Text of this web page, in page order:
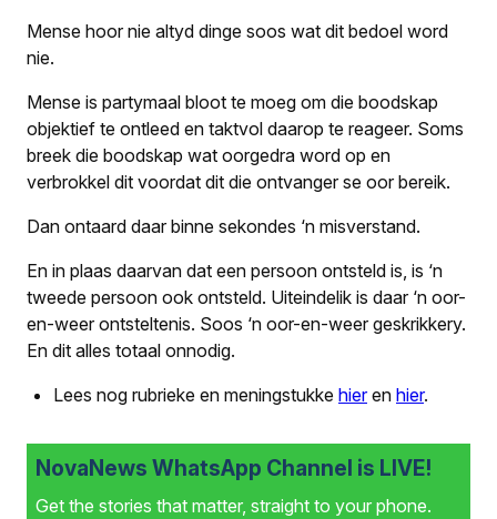
Mense hoor nie altyd dinge soos wat dit bedoel word
nie.
Mense is partymaal bloot te moeg om die boodskap
objektief te ontleed en taktvol daarop te reageer. Soms
breek die boodskap wat oorgedra word op en
verbrokkel dit voordat dit die ontvanger se oor bereik.
Dan ontaard daar binne sekondes ‘n misverstand.
En in plaas daarvan dat een persoon ontsteld is, is ‘n
tweede persoon ook ontsteld. Uiteindelik is daar ‘n oor-
en-weer ontsteltenis. Soos ‘n oor-en-weer geskrikkery.
En dit alles totaal onnodig.
Lees nog rubrieke en meningstukke hieren hier.
NovaNews WhatsApp Channel is LIVE!
Get the stories that matter, straight to your phone.